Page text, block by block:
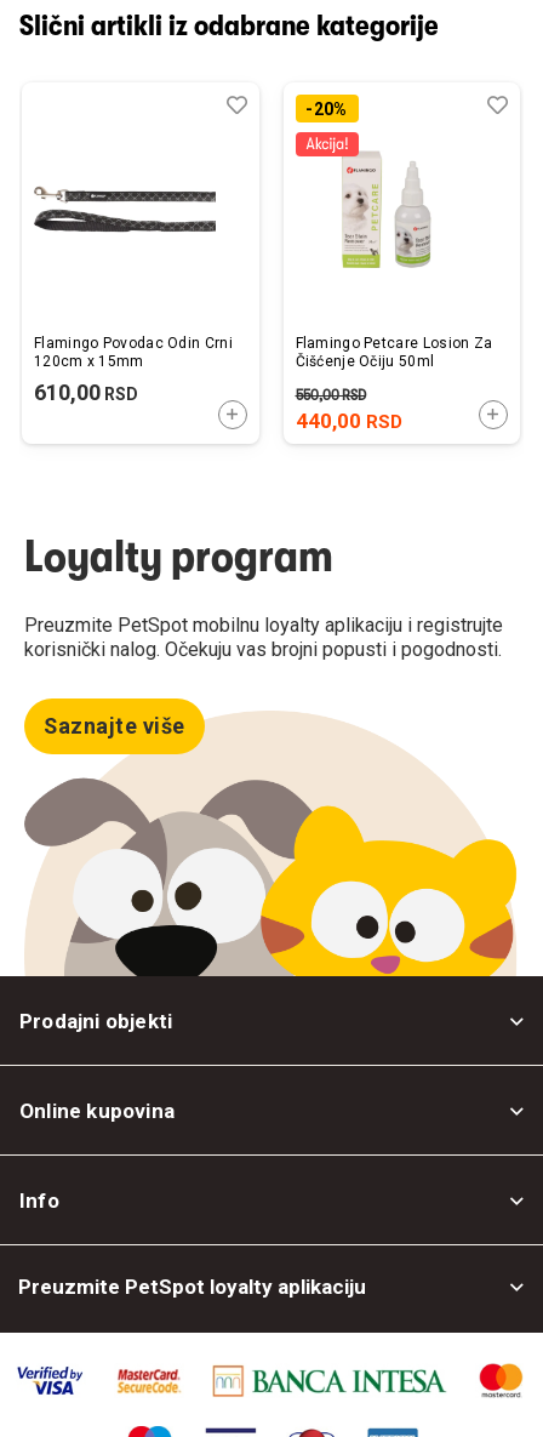
Slični artikli iz odabrane kategorije
Flamingo Povodac Odin Crni
120cm x 15mm
610,00 RSD
DODAJTE U KORPU
Dodaj
Uporedi-20%
Flamingo Petcare Losion Za
Čišćenje Očiju 50ml
440,00 RSD
550,00RSD
Loyalty program
Preuzmite PetSpot mobilnu loyalty aplikaciju i registrujte
korisnički nalog. Očekuju vas brojni popusti i pogodnosti.
Saznajte više
Prodajni objekti
Online kupovina
Info
Preuzmite PetSpot loyalty aplikaciju